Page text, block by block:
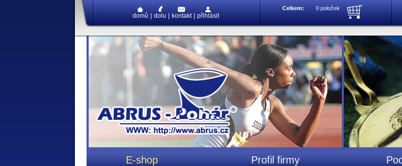
domů dolu kontakt přihlásit
Celkem: 0 položek
E-shop Profil firmy